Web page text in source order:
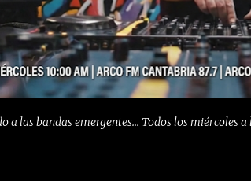
a las bandas emergentes... Todos los miércoles